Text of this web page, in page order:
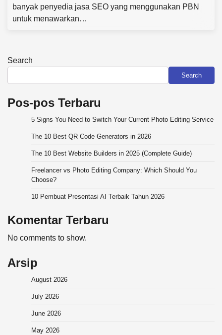
banyak penyedia jasa SEO yang menggunakan PBN
untuk menawarkan…
Search
Search
Pos-pos Terbaru
5 Signs You Need to Switch Your Current Photo Editing Service
The 10 Best QR Code Generators in 2026
The 10 Best Website Builders in 2025 (Complete Guide)
Freelancer vs Photo Editing Company: Which Should You
Choose?
10 Pembuat Presentasi AI Terbaik Tahun 2026
Komentar Terbaru
No comments to show.
Arsip
August 2026
July 2026
June 2026
May 2026